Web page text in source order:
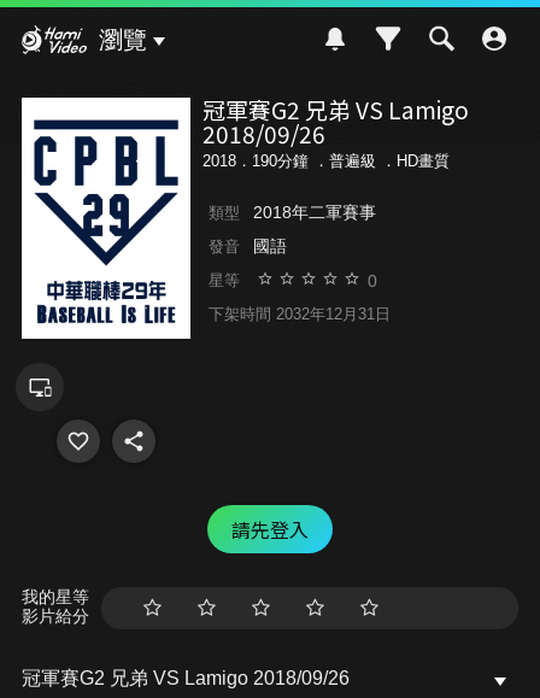
瀏覽
冠軍賽G2 兄弟 VS Lamigo
2018/09/26
2018．190分鐘 ． 普遍級 ．HD畫質
類型 2018年二軍賽事
發音 國語
星等 0
下架時間 2032年12月31日
請先登入
我的星等
影片給分
冠軍賽G2 兄弟 VS Lamigo 2018/09/26